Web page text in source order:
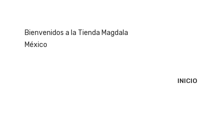
Bienvenidos a la Tienda Magdala
México
INICIO